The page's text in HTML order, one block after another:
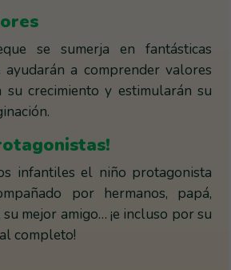
se sumerja en fantásticas
a comprender valores
su crecimiento y estimularán su
infantiles el niño protagonista
por hermanos, papá,
mejor amigo… ¡e incluso por su
completo!